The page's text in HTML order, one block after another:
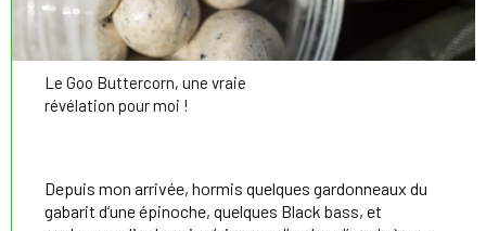
Le Goo Buttercorn, une vraie
révélation pour moi !
Depuis mon arrivée, hormis quelques gardonneaux du
gabarit d’une épinoche, quelques Black bass, et